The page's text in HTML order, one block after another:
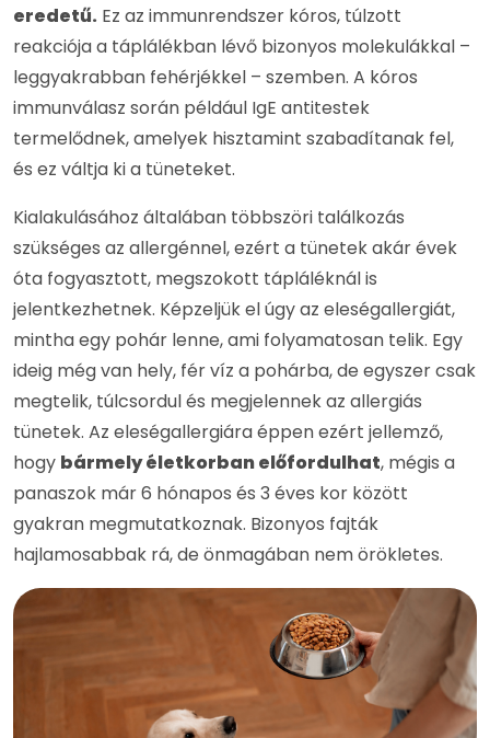
eredetű. Ez az immunrendszer kóros, túlzott
reakciója a táplálékban lévő bizonyos molekulákkal –
leggyakrabban fehérjékkel – szemben. A kóros
immunválasz során például IgE antitestek
termelődnek, amelyek hisztamint szabadítanak fel,
és ez váltja ki a tüneteket.
Kialakulásához általában többszöri találkozás
szükséges az allergénnel, ezért a tünetek akár évek
óta fogyasztott, megszokott tápláléknál is
jelentkezhetnek. Képzeljük el úgy az eleségallergiát,
mintha egy pohár lenne, ami folyamatosan telik. Egy
ideig még van hely, fér víz a pohárba, de egyszer csak
megtelik, túlcsordul és megjelennek az allergiás
tünetek. Az eleségallergiára éppen ezért jellemző,
hogy bármely életkorban előfordulhat, mégis a
panaszok már 6 hónapos és 3 éves kor között
gyakran megmutatkoznak. Bizonyos fajták
hajlamosabbak rá, de önmagában nem örökletes.